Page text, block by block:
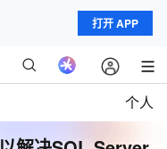
打开 APP
个人